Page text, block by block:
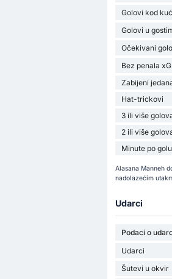
Golovi kod
Golovi u
Očekivani
Bez penala
Zabijeni
Hat-trickovi
3 ili više
2 ili više
Minute po golu
Alasana Manneh
nadolazećim
Udarci
Podaci o
Udarci
Šutevi u okvir